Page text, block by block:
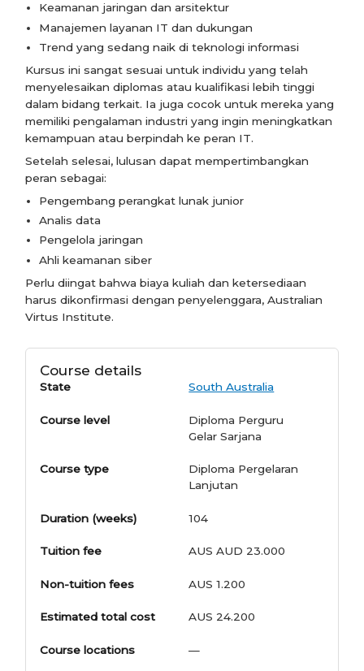
Keamanan jaringan dan arsitektur
Manajemen layanan IT dan dukungan
Trend yang sedang naik di teknologi informasi
Kursus ini sangat sesuai untuk individu yang telah
menyelesaikan diplomas atau kualifikasi lebih tinggi
dalam bidang terkait. Ia juga cocok untuk mereka yang
memiliki pengalaman industri yang ingin meningkatkan
kemampuan atau berpindah ke peran IT.
Setelah selesai, lulusan dapat mempertimbangkan
peran sebagai:
Pengembang perangkat lunak junior
Analis data
Pengelola jaringan
Ahli keamanan siber
Perlu diingat bahwa biaya kuliah dan ketersediaan
harus dikonfirmasi dengan penyelenggara, Australian
Virtus Institute.
Course details
State South Australia
Course level
Diploma Perguru
Gelar Sarjana
Course type
Diploma Pergelaran
Lanjutan
Duration (weeks) 104
Tuition fee AUS AUD 23.000
Non-tuition fees AUS 1.200
Estimated total cost AUS 24.200
Course locations —